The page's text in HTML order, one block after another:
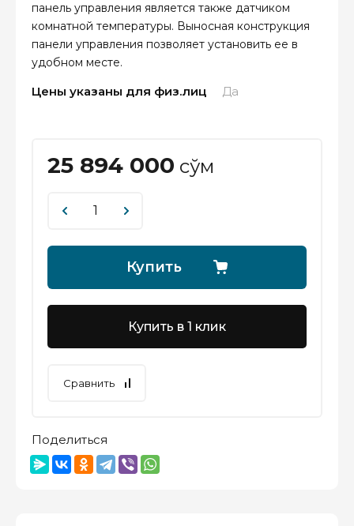
панель управления является также датчиком
комнатной температуры. Выносная конструкция
панели управления позволяет установить ее в
удобном месте.
Цены указаны для физ.лиц Да
25 894 000 сўм
Купить
Купить в 1 клик
Сравнить
Поделиться